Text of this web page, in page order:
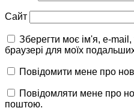
Сайт
Зберегти моє ім'я, e-
браузері для моїх
Повідомити мене про
Повідомляти мене про
поштою.